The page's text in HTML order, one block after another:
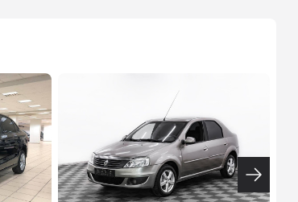
ТИНЬКОФФ
4.9%